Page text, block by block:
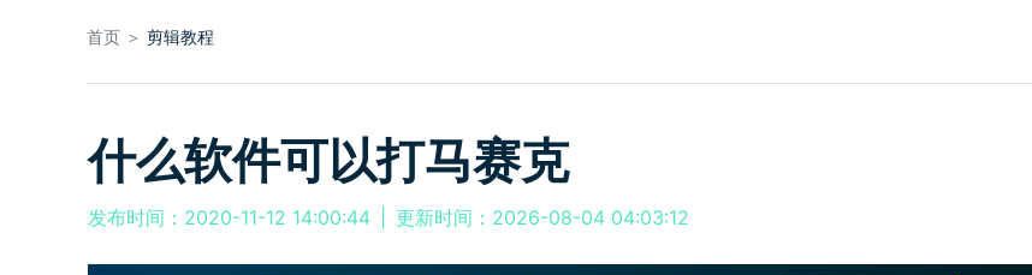
首页 ＞ 剪辑教程
什么软件可以打马赛克
发布时间：2020-11-12 14:00:44 更新时间：2026-08-04 04:03:12